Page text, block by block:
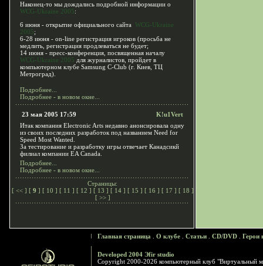
Наконец-то мы дождались подробной информации о
WCG-Ukraine 2005:
6 июня - открытие официального сайта WCG-Ukraine
2005;
6-28 июня - on-line регистрация игроков (просьба не
медлить, регистрация продлеваться не будет;
14 июня - пресс-конференция, посвященная началу
WCG-Ukraine 2005 для журналистов, пройдет в
компьютерном клубе Samsung C-Club (г. Киев, ТЦ
Метроград).
Подробнее...
Подробнее - в новом окне...
23 мая 2005 17:59
K!u1Vert
Итак компания Electronic Arts недавно анонсировала одну
из своих последних разработок под названием Need for
Speed Most Wanted.
За тестирование и разработку игры отвечает Канадсикй
филиал компании EA Canada.
Подробнее...
Подробнее - в новом окне...
Страницы:
[ << ] [ 9 ] [ 10 ] [ 11 ] [ 12 ] [ 13 ] [ 14 ] [ 15 ] [ 16 ] [ 17 ] [ 18 ]
[ >> ]
Главная страница О клубе Статьи CD/DVD Герои
Developed 2004 Эfir studio
Copyright 2000-2026 компьютерный клуб "Виртуальный